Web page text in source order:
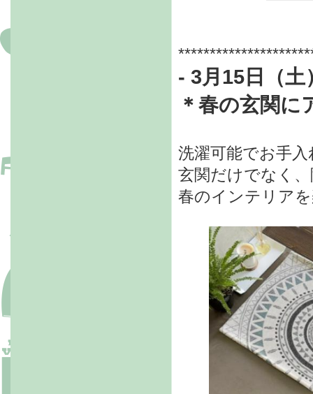
- 3月15日（土
＊ 春の玄関に
洗濯可能でお手
玄関だけでなく
春のインテリア